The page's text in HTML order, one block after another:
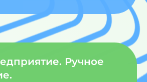
Ручное